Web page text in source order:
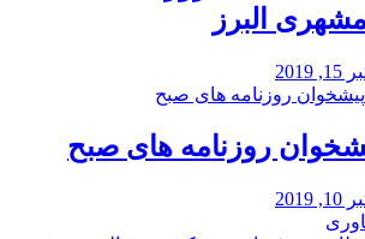
البرز
2019
روزنامه های صبح
2019